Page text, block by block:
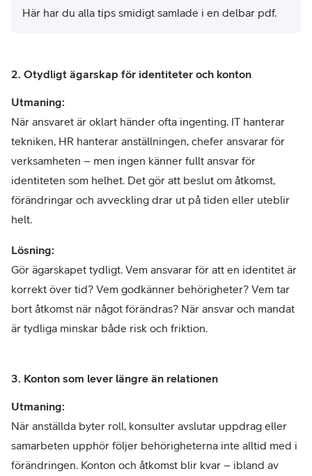
Här har du alla tips smidigt samlade i en delbar pdf.
2. Otydligt ägarskap för identiteter och konton
Utmaning:
När ansvaret är oklart händer ofta ingenting. IT hanterar
tekniken, HR hanterar anställningen, chefer ansvarar för
verksamheten – men ingen känner fullt ansvar för
identiteten som helhet. Det gör att beslut om åtkomst,
förändringar och avveckling drar ut på tiden eller uteblir
helt.
Lösning:
Gör ägarskapet tydligt. Vem ansvarar för att en identitet är
korrekt över tid? Vem godkänner behörigheter? Vem tar
bort åtkomst när något förändras? När ansvar och mandat
är tydliga minskar både risk och friktion.
3. Konton som lever längre än relationen
Utmaning:
När anställda byter roll, konsulter avslutar uppdrag eller
samarbeten upphör följer behörigheterna inte alltid med i
förändringen. Konton och åtkomst blir kvar – ibland av